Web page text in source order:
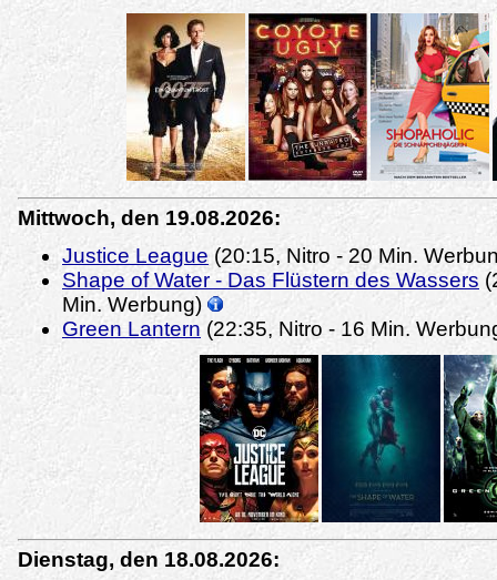
Mittwoch, den 19.08.2026:
Justice League (20:15, Nitro - 20 Min.
Shape of Water - Das Flüstern des Wassers
Min. Werbung)
Green Lantern (22:35, Nitro - 16 Min.
Dienstag, den 18.08.2026: